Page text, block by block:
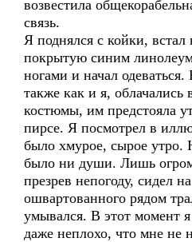
возвестила
связь.
Я поднялся с койки, встал
покрытую синим
ногами и начал
также как и я, облачались
костюмы, им предстояла
пирсе. Я посмотрел в
было хмурое, сырое утро.
было ни души. Лишь
презрев непогоду, сидел
ошвартованного рядом
умывался. В этот момент
даже неплохо, что мне не